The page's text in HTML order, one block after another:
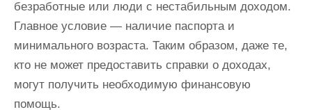
безработные или люди с нестабильным доходом.
Главное условие — наличие паспорта и
минимального возраста. Таким образом, даже те,
кто не может предоставить справки о доходах,
могут получить необходимую финансовую
помощь.